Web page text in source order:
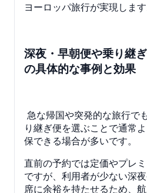
ヨーロッパ旅行が実現します
深夜・早朝便や乗り継
の具体的な事例と効果
急な帰国や突発的な旅行で
り継ぎ便を選ぶことで通常
保できる場合が多いです。
直前の予約では定価やプレ
ですが、利用者が少ない深
席に余裕を持たせるため、